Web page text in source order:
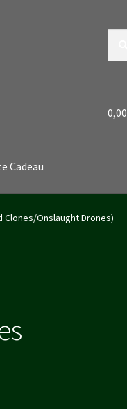
Cadeau
0,00
Clones/Onslaught Drones)